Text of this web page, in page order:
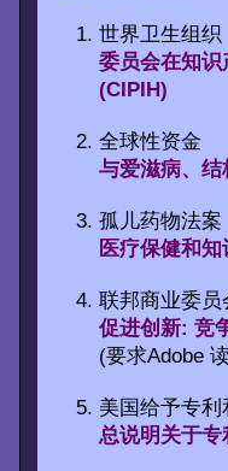
世界卫生组织
委员会在知
(CIPIH)
全球性资金
与爱滋病、
孤儿药物法案
医疗保健和
联邦商业委员
促进创新: 竞
(要求Adobe
美国给予专
总说明关于专